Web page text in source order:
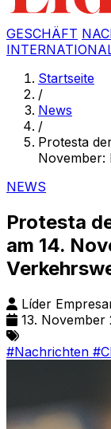
GESCHÄFT
Startseite
/
News
/
Protesta
November:
NEWS
Protesta
am 14.
Líder
13. November
#Nachrichten